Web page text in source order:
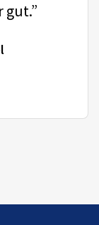
gut.”